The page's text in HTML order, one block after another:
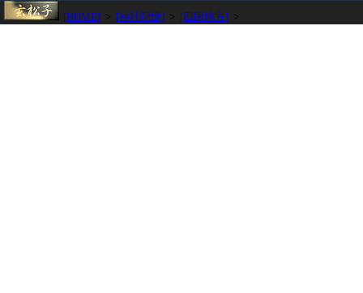
[HOME] [神社記憶] [四国地方]